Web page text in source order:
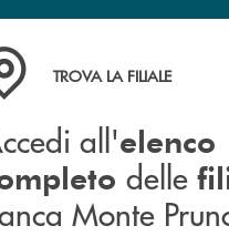
all' elenco
TROVA LA FILIALE
all'elenco
delle
Monte